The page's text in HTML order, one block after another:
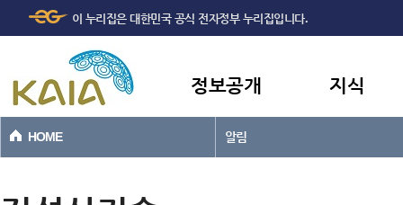
본문바로가기
이 누리집은 대한민국 공식 전자정부 누리집입니다.
정보공개 지식
HOME 알림